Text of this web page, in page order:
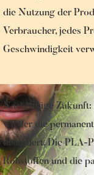
die Nutzung der
Verbraucher, jedes
Geschwindigkeit
Nachhaltige Zukunft:
wieder die
diskutiert. Die PLA-
Rohstoffen und die